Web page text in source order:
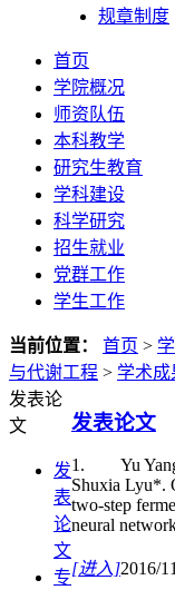
规章制度
首页
学院概况
师资队伍
本科教学
研究生教育
学科建设
科学研究
招生就业
党群工作
学生工作
当前位置： 首页 >
与代谢工程 > 学术成
发表论
文
发
表
论
文
专
发表论文
1. Yu Yang,
Shuxia Lyu*.
two-step
neural
[进入]2016/